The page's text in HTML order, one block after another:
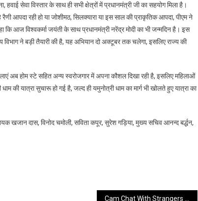
सेवा विस्तार के साथ ही सभी क्षेत्रों में प्रधानमंत्री जी का सहयोग मिला है।
आपदा रही हो या जोशीमठ, सिलक्यारा या इस साल की प्राकृतिक आपदा, पीएम ने
कि आज विश्वकर्मा जयंती के साथ प्रधानमंत्री नरेंद्र मोदी का भी जन्मदिन है। इस
विभाग ने बड़ी तैयारी की है, यह अभियान दो अक्टूबर तक चलेगा, इसलिए राज्य की
अब होम स्टे सहित अन्य स्वरोजगार में अपना कौशल दिखा रही है, इसलिए महिलाओं
की यात्रा सुचारू हो गई है, जल्द ही यमुनोत्री धाम का मार्ग भी खोलते हुए यात्रा का
खजान दास, विनोद चमोली, सविता कपूर, सुरेश गड़िया, मुख्य सचिव आनन्द बर्द्धन,